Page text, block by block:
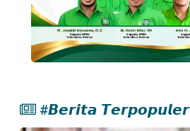
#𝘽𝙚𝙧𝙞𝙩𝙖 𝙏𝙚𝙧𝙥𝙤𝙥𝙪𝙡𝙚𝙧